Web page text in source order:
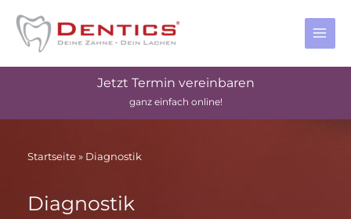
Inhalt
springen
Jetzt Termin vereinbaren
ganz einfach online!
Startseite » Diagnostik
Diagnostik